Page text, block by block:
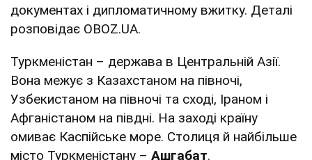
документах і дипломатичному вжитку. Деталі
розповідає OBOZ.UA.
Туркменістан – держава в Центральній Азії.
Вона межує з Казахстаном на півночі,
Узбекистаном на півночі та сході, Іраном і
Афганістаном на півдні. На заході країну
омиває Каспійське море. Столиця й найбільше
місто Туркменістану – Ашгабат.